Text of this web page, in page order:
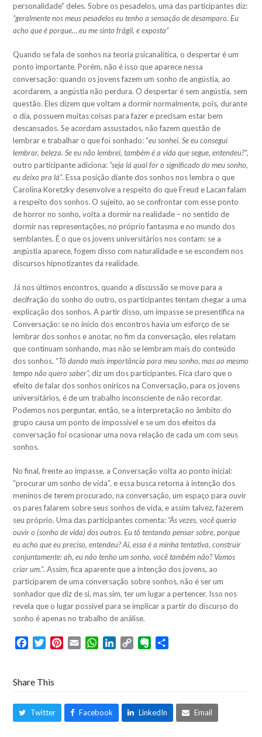
personalidade” deles. Sobre os pesadelos, uma das participantes diz:
“geralmente nos meus pesadelos eu tenho a sensação de desamparo. Eu
acho que é porque… eu me sinto frágil, e exposta”
Quando se fala de sonhos na teoria psicanalítica, o despertar é um
ponto importante. Porém, não é isso que aparece nessa
conversação: quando os jovens fazem um sonho de angústia, ao
acordarem, a angústia não perdura. O despertar é sem angústia, sem
questão. Eles dizem que voltam a dormir normalmente, pois, durante
o dia, possuem muitas coisas para fazer e precisam estar bem
descansados. Se acordam assustados, não fazem questão de
lembrar e trabalhar o que foi sonhado: “eu sonhei. Se eu consegui
lembrar, beleza. Se eu não lembrei, também é a vida que segue, entendeu?”,
outro participante adiciona: “seja lá qual for o significado do meu sonho,
eu deixo pra lá”. Essa posição diante dos sonhos nos lembra o que
Carolina Koretzky desenvolve a respeito do que Freud e Lacan falam
a respeito dos sonhos. O sujeito, ao se confrontar com esse ponto
de horror no sonho, volta a dormir na realidade – no sentido de
dormir nas representações, no próprio fantasma e no mundo dos
semblantes. É o que os jovens universitários nos contam: se a
angústia aparece, fogem disso com naturalidade e se escondem nos
discursos hipnotizantes da realidade.
Já nos últimos encontros, quando a discussão se move para a
decifração do sonho do outro, os participantes tentam chegar a uma
explicação dos sonhos. A partir disso, um impasse se presentifica na
Conversação: se no início dos encontros havia um esforço de se
lembrar dos sonhos e anotar, no fim da conversação, eles relatam
que continuam sonhando, mas não se lembram mais do conteúdo
dos sonhos. “Tô dando mais importância para meu sonho, mas ao mesmo
tempo não quero saber”,diz um dos participantes. Fica claro que o
efeito de falar dos sonhos oníricos na Conversação, para os jovens
universitários, é de um trabalho inconsciente de não recordar.
Podemos nos perguntar, então, se a interpretação no âmbito do
grupo causa um ponto de impossível e se um dos efeitos da
conversação foi ocasionar uma nova relação de cada um com seus
sonhos.
No final, frente ao impasse, a Conversação volta ao ponto inicial:
“procurar um sonho de vida”, e essa busca retorna à intenção dos
meninos de terem procurado, na conversação, um espaço para ouvir
os pares falarem sobre seus sonhos de vida, e assim talvez, fazerem
seu próprio. Uma das participantes comenta: “Às vezes, você queria
ouvir o (sonho de vida) dos outros. Eu tô tentando pensar sobre, porque
eu acho que eu preciso, entendeu? Aí, essa é a minha tentativa, construir
conjuntamente: ah, eu não tenho um sonho, você também não? Vamos
criar um.”. Assim, fica aparente que a intenção dos jovens, ao
participarem de uma conversação sobre sonhos, não é ser um
sonhador que diz de si, mas sim, ter um lugar a pertencer. Isso nos
revela que o lugar possível para se implicar a partir do discurso do
sonho é apenas no trabalho de análise.
FacebookTwitterPinterest
Email WhatsApp
LinkedIn
Copy
Evernote
Share This
Twitter Facebook LinkedIn Email